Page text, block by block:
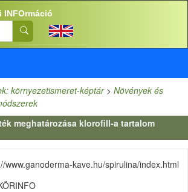
INFOrmáció
környezetismeret-képtár> Növények és
meghatározása klorofill-a tartalom
www.ganoderma-kave.hu/spirulina/index.html